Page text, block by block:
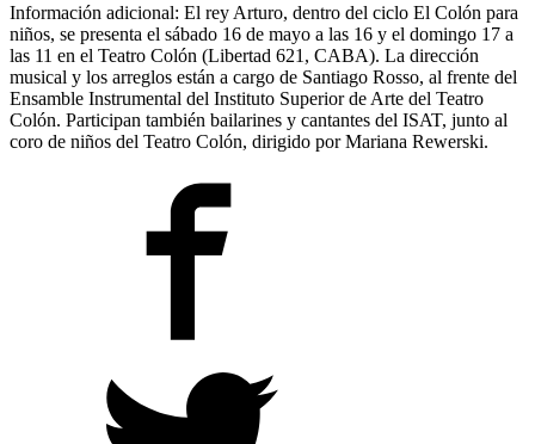
Información adicional: El rey Arturo, dentro del ciclo El Colón para
niños, se presenta el sábado 16 de mayo a las 16 y el domingo 17 a
las 11 en el Teatro Colón (Libertad 621, CABA). La dirección
musical y los arreglos están a cargo de Santiago Rosso, al frente del
Ensamble Instrumental del Instituto Superior de Arte del Teatro
Colón. Participan también bailarines y cantantes del ISAT, junto al
coro de niños del Teatro Colón, dirigido por Mariana Rewerski.